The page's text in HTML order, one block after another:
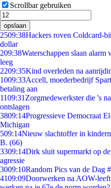
Scrollbar gebruiken
opslaan
2509:38Hackers roven Coldcard-
dollar
209:38Waterschappen slaan alarm
leeg
2209:35Kind overleden na
1009:33Accell, moederbedrijf
betaling aan
1109:31 Zorgmedewerkster die 's
ontslagen
3809:14Progressieve Democraat
Michigan
509:14Nieuw slachtoffer in
B. (66)
3309:14Dirk sluit supermarkt op
agressie
3009:10Random Pics van de Dag
4109:09Doorwerken na AOW-